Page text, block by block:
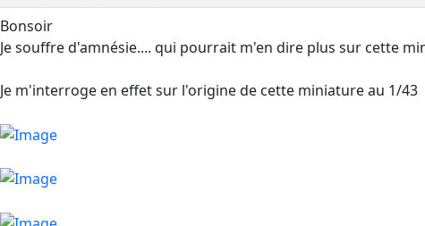
Bonsoir
Je souffre d'amnésie.... qui pourrait m'en dire plus sur cette
Je m'interroge en effet sur l'origine de cette miniature au 1/43